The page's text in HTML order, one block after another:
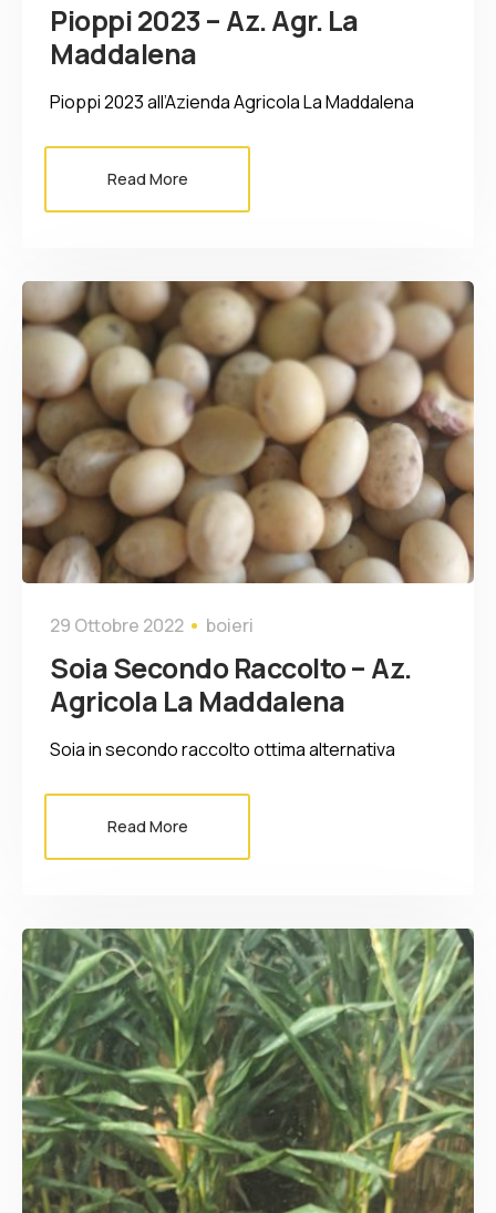
Pioppi 2023 – Az. Agr. La
Maddalena
Pioppi 2023 all’Azienda Agricola La Maddalena
Read More
29 Ottobre 2022 boieri
Soia Secondo Raccolto – Az.
Agricola La Maddalena
Soia in secondo raccolto ottima alternativa
Read More